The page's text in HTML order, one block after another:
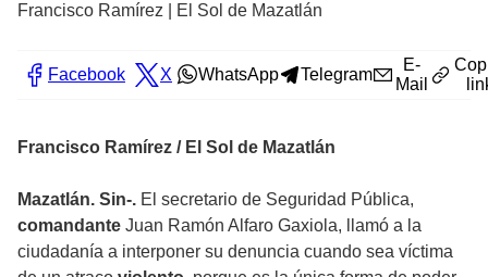
Francisco Ramírez | El Sol de Mazatlán
Facebook X WhatsApp Telegram
E-
Mail
Francisco Ramírez / El Sol de Mazatlán
Mazatlán. Sin-. El secretario de Seguridad Pública,
comandante Juan Ramón Alfaro Gaxiola, llamó a la
ciudadanía a interponer su denuncia cuando sea víctima